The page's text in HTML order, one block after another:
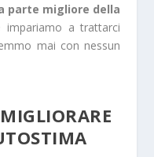
parte migliore della
impariamo a trattarci
mai con nessun